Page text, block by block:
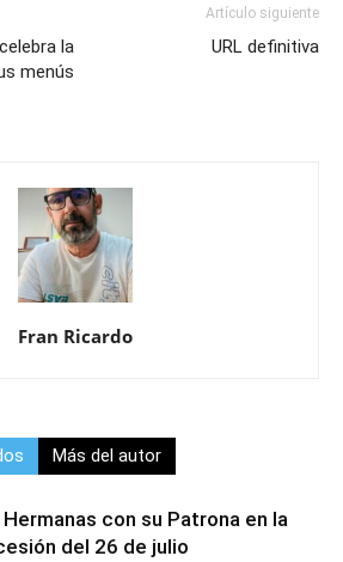
la
menús
Artículo siguiente
URL definitiva
Fran Ricardo
Más del autor
Hermanas con su Patrona en la
del 26 de julio